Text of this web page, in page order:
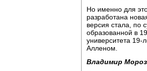
Но именно для
разработана
версия стала, по
образованной в
университета
Алленом.
Владимир